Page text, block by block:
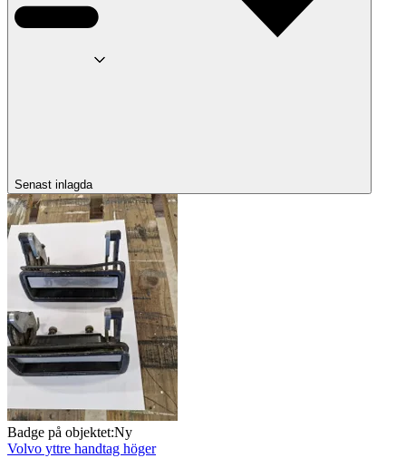
Senast inlagda
Badge på objektet:Ny
Volvo yttre handtag höger